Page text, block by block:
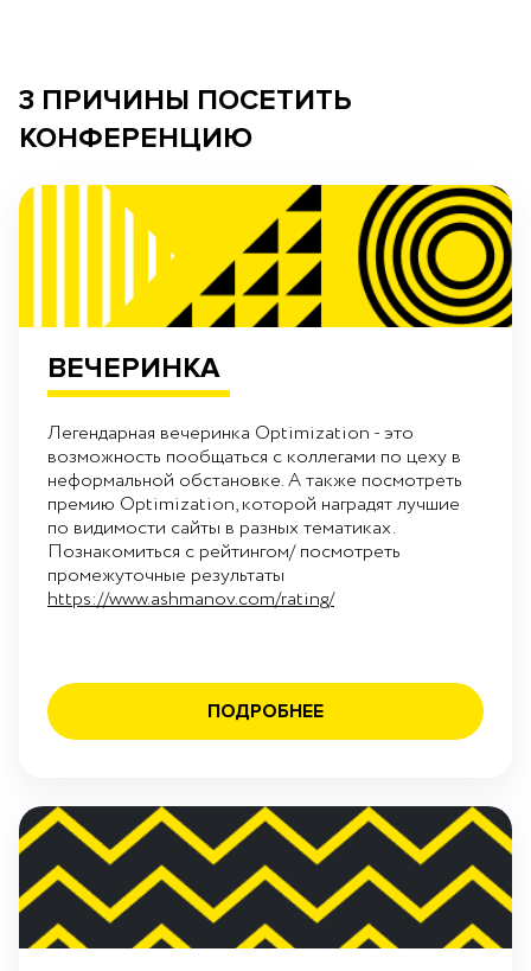
3 ПРИЧИНЫ ПОСЕТИТЬ
КОНФЕРЕНЦИЮ
ВЕЧЕРИНКА
Легендарная вечеринка Optimization - это
возможность пообщаться с коллегами по цеху в
неформальной обстановке. А также посмотреть
премию Optimization, которой наградят лучшие
по видимости сайты в разных тематиках.
Познакомиться с рейтингом/ посмотреть
промежуточные результаты
https://www.ashmanov.com/rating/
ПОДРОБНЕЕ